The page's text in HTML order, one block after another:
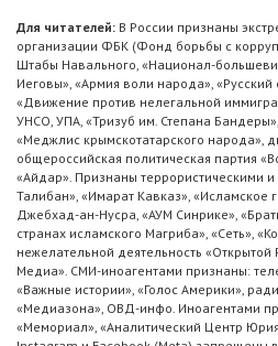
Для читателей: В России признаны
организации ФБК (Фонд борьбы с
Штабы Навального, «Национал-
Иеговы», «Армия воли народа»,
«Движение против нелегальной
УНСО, УПА, «Тризуб им. Степана
«Меджлис крымскотатарского народа»,
общероссийская политическая партия
«Айдар». Признаны террористическими
Талибан», «Имарат Кавказ», «Исламское
Джебхад-ан-Нусра, «АУМ Синрике»,
странах исламского Магриба», «Сеть»,
нежелательной деятельность «Открытой
Медиа». СМИ-иноагентами признаны:
«Важные истории», «Голос Америки»,
«Медиазона», ОВД-инфо. Иноагентами
«Мемориал», «Аналитический Центр